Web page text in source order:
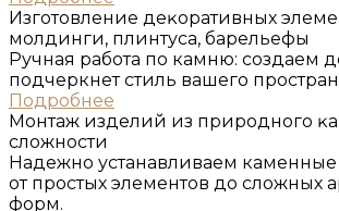
Изготовление деĸоративных
молдинги, плинтуса, барельефы
Ручная работа по камню: создаем
подчеркнет стиль вашего
Подробнее
Монтаж изделий из природного
сложности
Надежно устанавливаем
от простых элементов до сложных
форм.